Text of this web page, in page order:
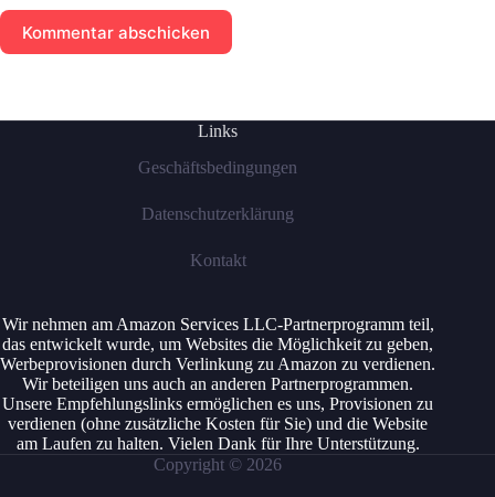
Kommentar abschicken
Links
Geschäftsbedingungen
Datenschutzerklärung
Kontakt
Wir nehmen am Amazon Services LLC-Partnerprogramm teil,
das entwickelt wurde, um Websites die Möglichkeit zu geben,
Werbeprovisionen durch Verlinkung zu Amazon zu verdienen.
Wir beteiligen uns auch an anderen Partnerprogrammen.
Unsere Empfehlungslinks ermöglichen es uns, Provisionen zu
verdienen (ohne zusätzliche Kosten für Sie) und die Website
am Laufen zu halten. Vielen Dank für Ihre Unterstützung.
Copyright © 2026